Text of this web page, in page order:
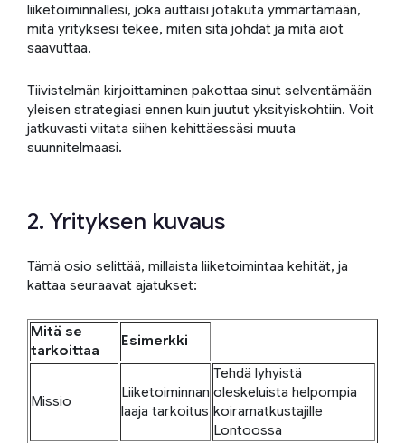
liiketoiminnallesi, joka auttaisi jotakuta ymmärtämään,
mitä yrityksesi tekee, miten sitä johdat ja mitä aiot
saavuttaa.
Tiivistelmän kirjoittaminen pakottaa sinut selventämään
yleisen strategiasi ennen kuin juutut yksityiskohtiin. Voit
jatkuvasti viitata siihen kehittäessäsi muuta
suunnitelmaasi.
2. Yrityksen kuvaus
Tämä osio selittää, millaista liiketoimintaa kehität, ja
kattaa seuraavat ajatukset:
Mitä se
tarkoittaa
Esimerkki
Missio
Liiketoiminnan
laaja tarkoitus
Tehdä lyhyistä
oleskeluista helpompia
koiramatkustajille
Lontoossa